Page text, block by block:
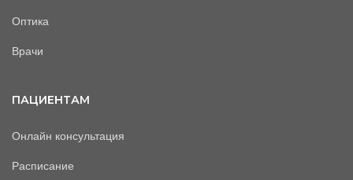
Оптика
Врачи
ПАЦИЕНТАМ
Онлайн консультация
Расписание